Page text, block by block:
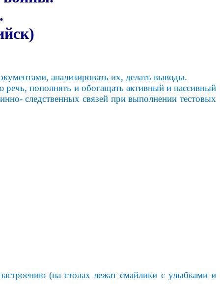
анализировать их, делать выводы.
и обогащать активный и пассивный
следственных связей при выполнении тестовых
(на столах лежат смайлики с улыбками и